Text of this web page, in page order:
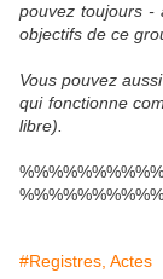
pouvez toujours -
objectifs de ce
Vous pouvez
qui fonctionne
libre).
#Registres, Actes